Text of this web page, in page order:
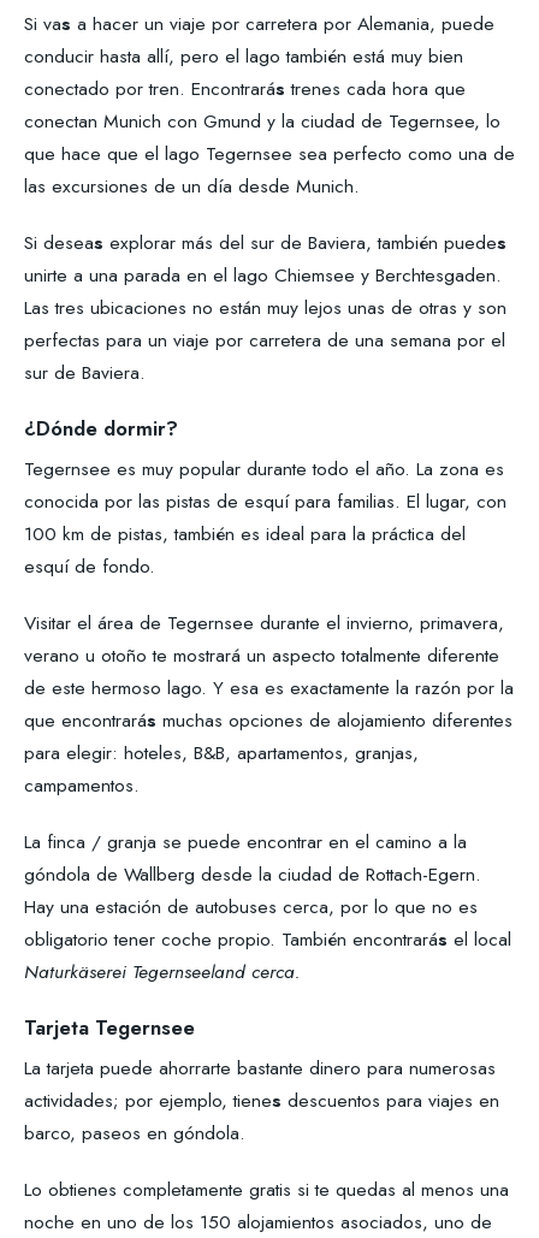
Si vas a hacer un viaje por carretera por Alemania, puede
conducir hasta allí, pero el lago también está muy bien
conectado por tren. Encontrarás trenes cada hora que
conectan Munich con Gmund y la ciudad de Tegernsee, lo
que hace que el lago Tegernsee sea perfecto como una de
las excursiones de un día desde Munich.
Si deseas explorar más del sur de Baviera, también puedes
unirte a una parada en el lago Chiemsee y Berchtesgaden.
Las tres ubicaciones no están muy lejos unas de otras y son
perfectas para un viaje por carretera de una semana por el
sur de Baviera.
¿Dónde dormir?
Tegernsee es muy popular durante todo el año. La zona es
conocida por las pistas de esquí para familias. El lugar, con
100 km de pistas, también es ideal para la práctica del
esquí de fondo.
Visitar el área de Tegernsee durante el invierno, primavera,
verano u otoño te mostrará un aspecto totalmente diferente
de este hermoso lago. Y esa es exactamente la razón por la
que encontrarás muchas opciones de alojamiento diferentes
para elegir: hoteles, B&B, apartamentos, granjas,
campamentos.
La finca / granja se puede encontrar en el camino a la
góndola de Wallberg desde la ciudad de Rottach-Egern.
Hay una estación de autobuses cerca, por lo que no es
obligatorio tener coche propio. También encontrarás el local
Naturkäserei Tegernseeland cerca.
Tarjeta Tegernsee
La tarjeta puede ahorrarte bastante dinero para numerosas
actividades; por ejemplo, tienes descuentos para viajes en
barco, paseos en góndola.
Lo obtienes completamente gratis si te quedas al menos una
noche en uno de los 150 alojamientos asociados, uno de